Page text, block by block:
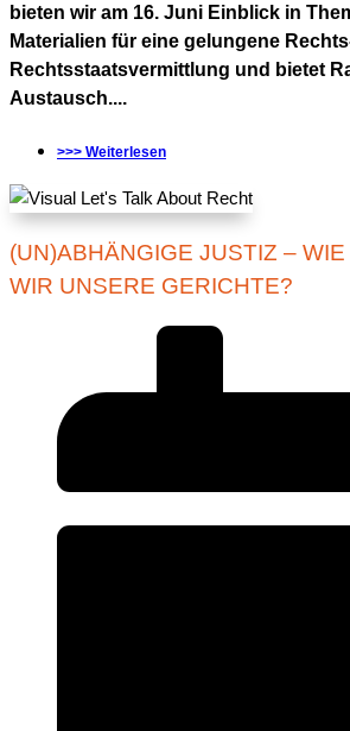
bieten wir am 16. Juni Einblick in
Materialien für eine gelungene
Rechtsstaatsvermittlung und bietet
Austausch....
>>> Weiterlesen
(UN)ABHÄNGIGE JUSTIZ –
WIR UNSERE GERICHTE?